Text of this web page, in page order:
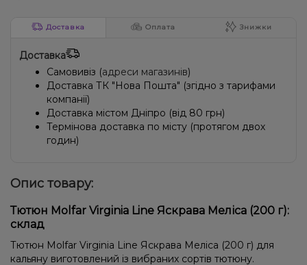
Доставка Оплата Знижки
Доставка
Самовивіз (адреси магазинів)
Доставка ТК "Нова Пошта" (згідно з тарифами
компанії)
Доставка містом Дніпро (від 80 грн)
Термінова доставка по місту (протягом двох
годин)
Опис товару:
Тютюн Molfar Virginia Line Яскрава Меліса (200 г):
склад
Тютюн Molfar Virginia Line Яскрава Меліса (200 г) для
кальяну виготовлений із вибраних сортів тютюну.